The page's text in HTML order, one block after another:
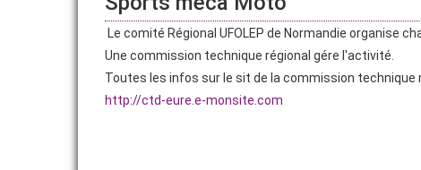
LE COMITÉ RÉGIONAL
RAIDS
FORMATIONS
Le comité Régional UFOLEP de Normandie organise
Une commission technique régional gére l'activité.
Toutes les infos sur le sit de la commission technique
http://ctd-eure.e-monsite.com